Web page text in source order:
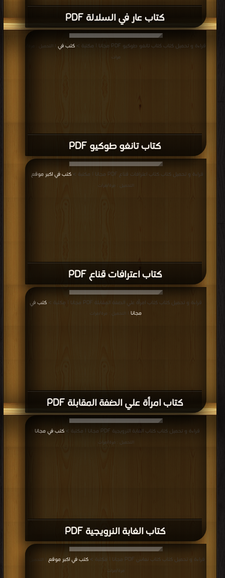
كتاب عار في السلالة PDF
كتاب تانغو طوكيو PDF
قراءة و تحميل كتاب كتاب تانغو طوكيو PDF مجانا | مكتبة > كتب في | التحميل : مرة/
مرات
كتاب اعترافات قناع PDF
قراءة و تحميل كتاب كتاب اعترافات قناع PDF مجانا | مكتبة > كتب في اكبر موقع
التحميل : مرة/مرات
كتاب امرأة علي الضفة المقابلة PDF
قراءة و تحميل كتاب كتاب امرأة علي الضفة المقابلة PDF مجانا | مكتبة >
كتب في
مجانا | التحميل : مرة/مرات
كتاب الغابة النرويجية PDF
قراءة و تحميل كتاب كتاب الغابة النرويجية PDF مجانا | مكتبة > كتب في مجانا
التحميل : مرة/مرات
قراءة و تحميل كتاب كتاب نعاس PDF مجانا | مكتبة > كتب في اكبر موقع
| التحميل :
مرة/مرات